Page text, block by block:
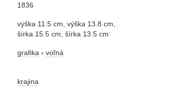
1836
výška 11.5 cm, výška 13.8 cm,
šírka 15.5 cm, šírka 13.5 cm
grafika › voľná
krajina